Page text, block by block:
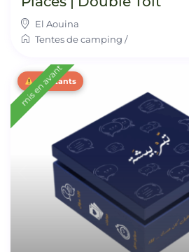
El Aouina
Tentes de camping /
2 restants
mis en avant